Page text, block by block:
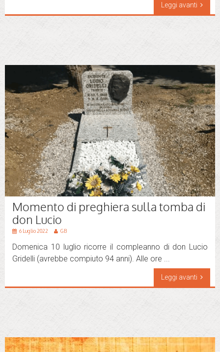
Leggi avanti
Momento di preghiera sulla tomba di
don Lucio
6 Luglio 2022 GB
Domenica 10 luglio ricorre il compleanno di don Lucio
Gridelli (avrebbe compiuto 94 anni). Alle ore ...
Leggi avanti